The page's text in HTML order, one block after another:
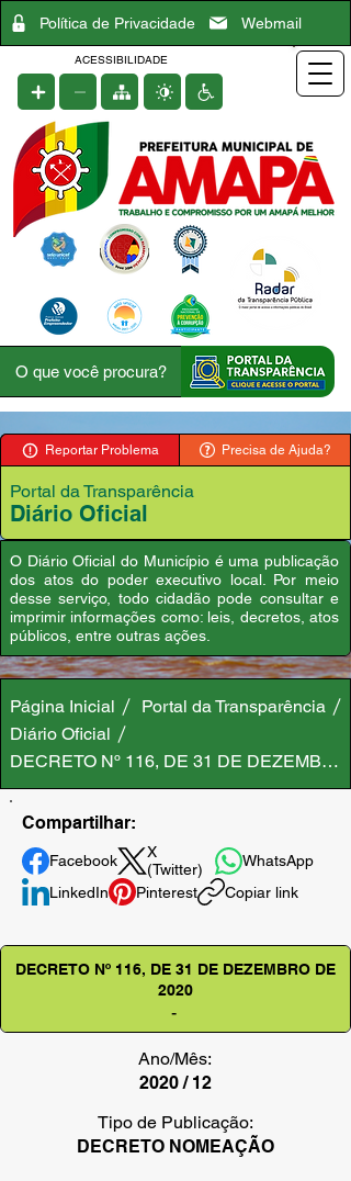
Política de Privacidade Webmail
ACESSIBILIDADE
Reportar Problema Precisa de Ajuda?
Portal da Transparência
Diário Oficial
O Diário Oficial do Município é uma publicação
dos atos do poder executivo local. Por meio
desse serviço, todo cidadão pode consultar e
imprimir informações como: leis, decretos, atos
públicos, entre outras ações.
Página Inicial
Portal da Transparência
Diário Oficial
DECRETO Nº 116, DE 31 DE DEZEMBRO
Compartilhar:
Facebook
X
(Twitter)
WhatsApp
LinkedIn
Pinterest Copiar link
DECRETO Nº 116, DE 31 DE DEZEMBRO DE
2020
-
Ano/Mês:
2020 / 12
Tipo de Publicação:
DECRETO NOMEAÇÃO